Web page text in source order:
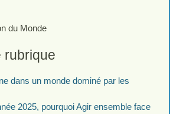
du Monde
rubrique
dans un monde dominé par les
2025, pourquoi Agir ensemble face